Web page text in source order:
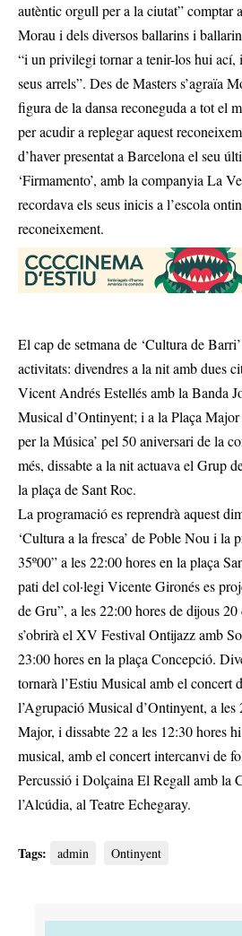
autèntic orgull per a la ciutat” comptar
Morau i dels diversos ballarins i
“i un privilegi tornar a tenir-los hui ací,
seus arrels”. Des de Masters s’agraïa
figura de la dansa reconeguda a tot el
per acudir a replegar aquest
d’haver presentat a Barcelona el seu
‘Firmamento’, amb la companyia La
recordava els seus inicis a l’escola
reconeixement.
El cap de setmana de ‘Cultura de
activitats: divendres a la nit amb dues
Vicent Andrés Estellés amb la Banda
Musical d’Ontinyent; i a la Plaça
per la Música’ pel 50 aniversari de la
més, dissabte a la nit actuava el Grup
la plaça de Sant Roc.
La programació es reprendrà aquest
‘Cultura a la fresca’ de Poble Nou i la
35º00” a les 22:00 hores en la plaça
pati del col·legi Vicente Gironés es
de Gru”, a les 22:00 hores de dijous
s’obrirà el XV Festival Ontijazz amb
23:00 hores en la plaça Concepció.
tornarà l’Estiu Musical amb el concert
l’Agrupació Musical d’Ontinyent, a les
Major, i dissabte 22 a les 12:30 hores
musical, amb el concert intercanvi de
Percussió i Dolçaina El Regall amb la
l’Alcúdia, al Teatre Echegaray.
Tags: admin Ontinyent